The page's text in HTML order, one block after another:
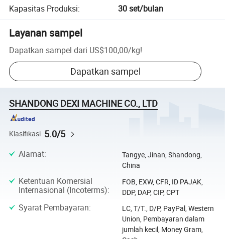
Kapasitas Produksi: 30 set/bulan
Layanan sampel
Dapatkan sampel dari US$100,00/kg!
Dapatkan sampel
SHANDONG DEXI MACHINE CO., LTD
Klasifikasi 5.0/5
Alamat:
Tangye, Jinan, Shandong,
China
Ketentuan Komersial
Internasional (Incoterms):
FOB, EXW, CFR, ID PAJAK,
DDP, DAP, CIP, CPT
Syarat Pembayaran:
LC, T/T., D/P, PayPal, Western
Union, Pembayaran dalam
jumlah kecil, Money Gram,